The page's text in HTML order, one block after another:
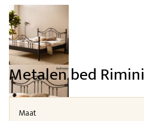
Metalen bed Rimini
Maat